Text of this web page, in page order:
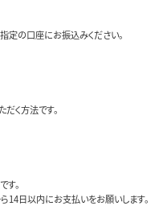
定の口座にお振込みください。
く方法です。
す。
14日以内にお支払いをお願いします。